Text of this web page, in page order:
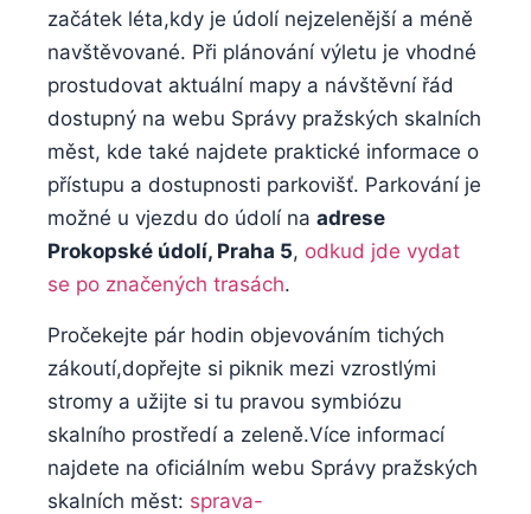
začátek léta,kdy je údolí nejzelenější a méně
⁣navštěvované. ⁣Při plánování ⁤výletu je⁤ vhodné
prostudovat aktuální mapy⁤ a návštěvní ‌řád⁢
dostupný na ⁣webu Správy ⁢pražských skalních
měst, kde také najdete praktické informace o
přístupu a dostupnosti parkovišť. Parkování je
možné ⁤u ⁤vjezdu do údolí ⁤na adrese
Prokopské údolí, Praha 5, odkud​ jde⁣ vydat
⁣se po značených trasách.
Pročekejte pár hodin objevováním tichých
zákoutí,dopřejte ​si piknik mezi vzrostlými
stromy a​ užijte ⁣si ⁤tu pravou symbiózu
skalního prostředí a zeleně.Více informací
najdete ‍na ​oficiálním webu Správy ⁢pražských
skalních měst: sprava-